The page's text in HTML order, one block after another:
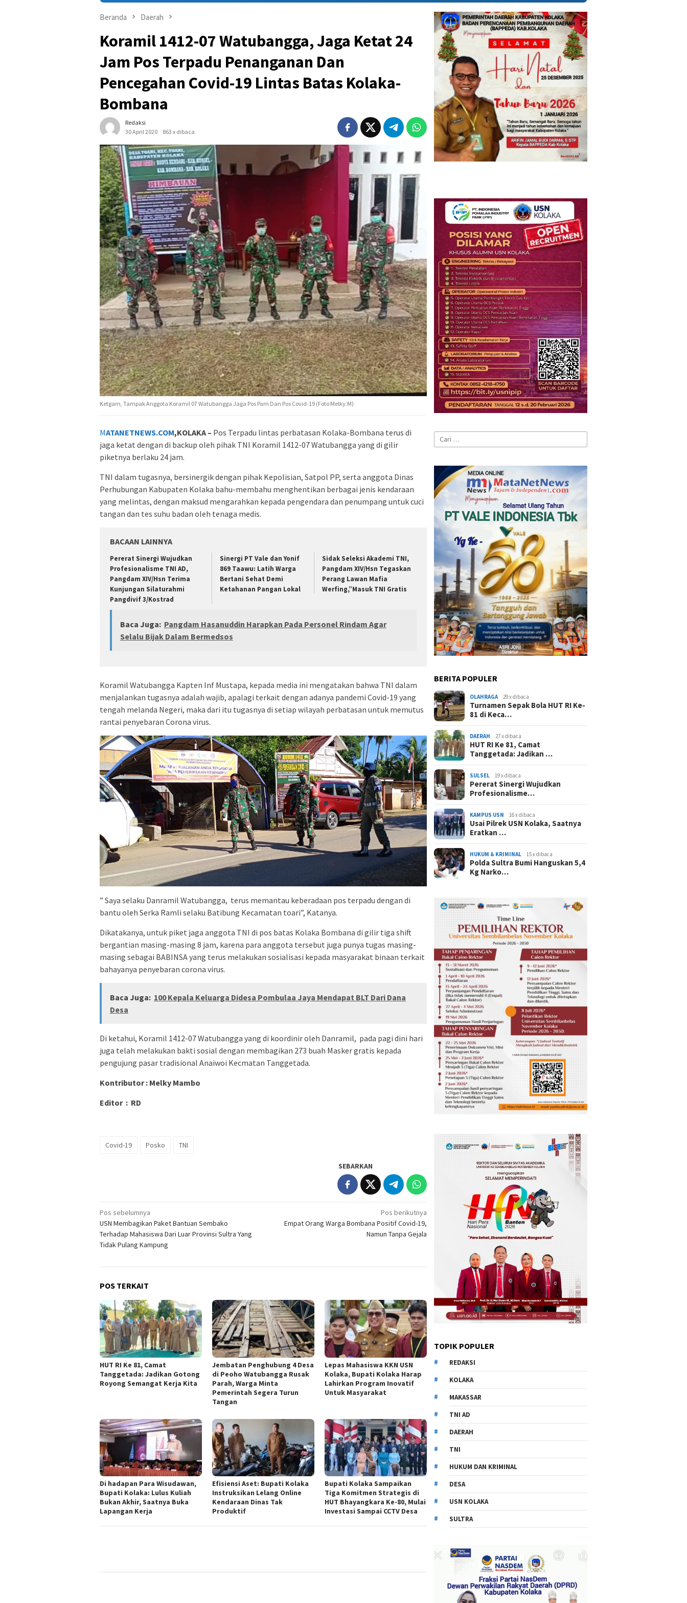
Beranda Daerah
Koramil 1412-07 Watubangga, Jaga Ketat 24
Jam Pos Terpadu Penanganan Dan
Pencegahan Covid-19 Lintas Batas Kolaka-
Bombana
Redaksi
30 April 2020
863 x dibaca
Ketgam, Tampak Anggota Koramil 07 Watubangga Jaga Pos Pam Dan Pos Covid-19 (Foto Melky.M)
MATANETNEWS.COM,KOLAKA – Pos Terpadu lintas perbatasan Kolaka-Bombana terus di
jaga ketat dengan di backup oleh pihak TNI Koramil 1412-07 Watubangga yang di gilir
piketnya berlaku 24 jam.
TNI dalam tugasnya, bersinergik dengan pihak Kepolisian, Satpol PP, serta anggota Dinas
Perhubungan Kabupaten Kolaka bahu-membahu menghentikan berbagai jenis kendaraan
yang melintas, dengan maksud mengarahkan kepada pengendara dan penumpang untuk cuci
tangan dan tes suhu badan oleh tenaga medis.
BACAAN LAINNYA
Pererat Sinergi Wujudkan
Profesionalisme TNI AD,
Pangdam XIV/Hsn Terima
Kunjungan Silaturahmi
Pangdivif 3/Kostrad
Sinergi PT Vale dan Yonif
869 Taawu: Latih Warga
Bertani Sehat Demi
Ketahanan Pangan Lokal
Sidak Seleksi Akademi TNI,
Pangdam XIV/Hsn Tegaskan
Perang Lawan Mafia
Werfing,”Masuk TNI Gratis
Baca Juga: Pangdam Hasanuddin Harapkan Pada Personel Rindam Agar
Selalu Bijak Dalam Bermedsos
Koramil Watubangga Kapten Inf Mustapa, kepada media ini mengatakan bahwa TNI dalam
menjalankan tugasnya adalah wajib, apalagi terkait dengan adanya pandemi Covid-19 yang
tengah melanda Negeri, maka dari itu tugasnya di setiap wilayah perbatasan untuk memutus
rantai penyebaran Corona virus.
” Saya selaku Danramil Watubangga, terus memantau keberadaan pos terpadu dengan di
bantu oleh Serka Ramli selaku Batibung Kecamatan toari”, Katanya.
Dikatakanya, untuk piket jaga anggota TNI di pos batas Kolaka Bombana di gilir tiga shift
bergantian masing-masing 8 jam, karena para anggota tersebut juga punya tugas masing-
masing sebagai BABINSA yang terus melakukan sosialisasi kepada masyarakat binaan terkait
bahayanya penyebaran corona virus.
Baca Juga: 100 Kepala Keluarga Didesa Pombulaa Jaya Mendapat BLT Dari Dana
Desa
Di ketahui, Koramil 1412-07 Watubangga yang di koordinir oleh Danramil, pada pagi dini hari
juga telah melakukan bakti sosial dengan membagikan 273 buah Masker gratis kepada
pengujung pasar tradisional Anaiwoi Kecmatan Tanggetada.
Kontributor : Melky Mambo
Editor : RD
Covid-19 Posko TNI
SEBARKAN
Navigasi
pos
Pos sebelumnya
USN Membagikan Paket Bantuan Sembako
Terhadap Mahasiswa Dari Luar Provinsi Sultra Yang
Tidak Pulang Kampung
Pos berikutnya
Empat Orang Warga Bombana Positif Covid-19,
Namun Tanpa Gejala
POS TERKAIT
HUT RI Ke 81, Camat
Tanggetada: Jadikan Gotong
Royong Semangat Kerja Kita
Jembatan Penghubung 4 Desa
di Peoho Watubangga Rusak
Parah, Warga Minta
Pemerintah Segera Turun
Tangan
Lepas Mahasiswa KKN USN
Kolaka, Bupati Kolaka Harap
Lahirkan Program Inovatif
Untuk Masyarakat
Di hadapan Para Wisudawan,
Bupati Kolaka: Lulus Kuliah
Bukan Akhir, Saatnya Buka
Lapangan Kerja
Efisiensi Aset: Bupati Kolaka
Instruksikan Lelang Online
Kendaraan Dinas Tak
Produktif
Bupati Kolaka Sampaikan
Tiga Komitmen Strategis di
HUT Bhayangkara Ke-80, Mulai
Investasi Sampai CCTV Desa
Cari
untuk:
BERITA POPULER
OLAHRAGA 29 x dibaca
Turnamen Sepak Bola HUT RI Ke-
81 di Keca…
DAERAH 27 x dibaca
HUT RI Ke 81, Camat
Tanggetada: Jadikan …
SULSEL 19 x dibaca
Pererat Sinergi Wujudkan
Profesionalisme…
KAMPUS USN 16 x dibaca
Usai Pilrek USN Kolaka, Saatnya
Eratkan …
HUKUM & KRIMINAL 15 x dibaca
Polda Sultra Bumi Hanguskan 5,4
Kg Narko…
TOPIK POPULER
REDAKSI
KOLAKA
MAKASSAR
TNI AD
DAERAH
TNI
HUKUM DAN KRIMINAL
DESA
USN KOLAKA
SULTRA